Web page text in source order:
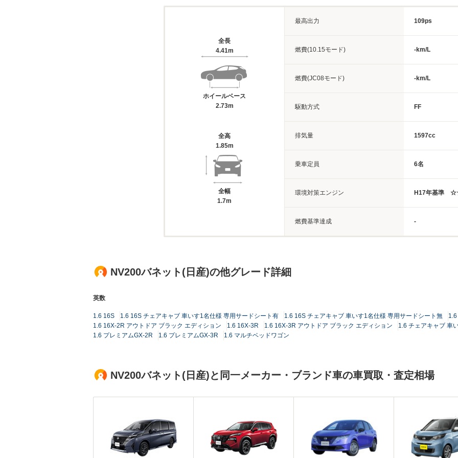
全長
4.41m
ホイールベース
2.73m
全高
1.85m
全幅
1.7m
最高出力 109ps
燃費(10.15モード) -km/L
燃費(JC08モード) -km/L
駆動方式 FF
排気量 1597cc
乗車定員 6名
環境対策エンジン H17年基準
燃費基準達成 -
NV200バネット(日産)の他グレード詳細
英数
1.6 16S 1.6 16S チェアキャブ 車いす1名仕様 専用サードシート有 1.6 16S チェアキャブ 車いす1名仕様 専用サードシート無
1.6 16X-2R アウトドア ブラック エディション
1.6 16X-3R 1.6 16X-3R アウトドア ブラック エディション
1.6 チェアキャブ 車
1.6 プレミアムGX-2R
1.6 プレミアムGX-3R 1.6 マルチベッドワゴン
NV200バネット(日産)と同一メーカー・ブランド車の車買取・査定相場